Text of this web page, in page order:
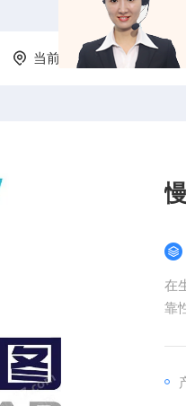
当前位置： 首页 产品
在
靠